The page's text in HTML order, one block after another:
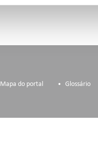
Mapa do portal Glossário